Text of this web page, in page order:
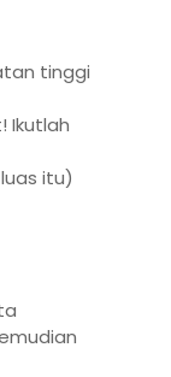
tinggi
Ikutlah
itu)